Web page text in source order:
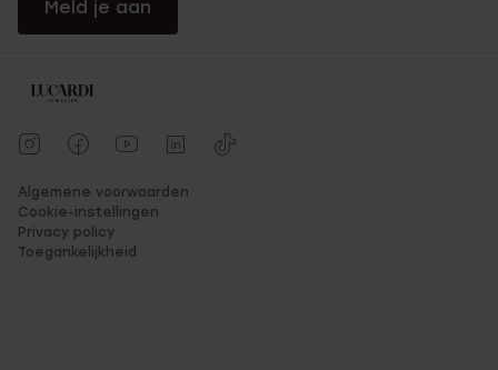
Meld je aan
Algemene voorwaarden
Cookie-instellingen
Privacy policy
Toegankelijkheid